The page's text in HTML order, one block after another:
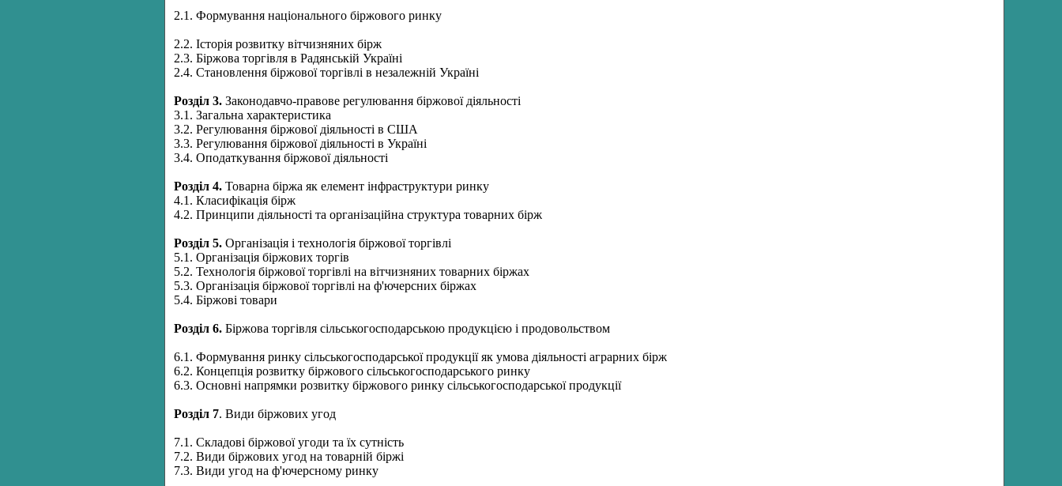
2.1. Формування національного біржового ринку
2.2. Історія розвитку вітчизняних бірж
2.3. Біржова торгівля в Радянській Україні
2.4. Становлення біржової торгівлі в незалежній Україні
Розділ 3. Законодавчо-правове регулювання біржової діяльності
3.1. Загальна характеристика
3.2. Регулювання біржової діяльності в США
3.3. Регулювання біржової діяльності в Україні
3.4. Оподаткування біржової діяльності
Розділ 4. Товарна біржа як елемент інфраструктури ринку
4.1. Класифікація бірж
4.2. Принципи діяльності та організаційна структура товарних бірж
Розділ 5. Організація і технологія біржової торгівлі
5.1. Організація біржових торгів
5.2. Технологія біржової торгівлі на вітчизняних товарних біржах
5.3. Організація біржової торгівлі на ф'ючерсних біржах
5.4. Біржові товари
Розділ 6. Біржова торгівля сільськогосподарською продукцією і продовольством
6.1. Формування ринку сільськогосподарської продукції як умова діяльності аграрних бірж
6.2. Концепція розвитку біржового сільськогосподарського ринку
6.3. Основні напрямки розвитку біржового ринку сільськогосподарської продукції
Розділ 7. Види біржових угод
7.1. Складові біржової угоди та їх сутність
7.2. Види біржових угод на товарній біржі
7.3. Види угод на ф'ючерсному ринку